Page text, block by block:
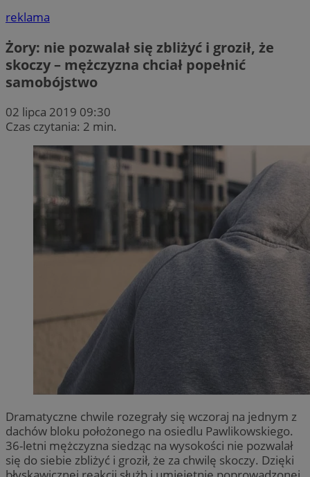
reklama
Żory: nie pozwalał się zbliżyć i groził, że
skoczy – mężczyzna chciał popełnić
samobójstwo
02 lipca 2019 09:30
Czas czytania: 2 min.
Dramatyczne chwile rozegrały się wczoraj na jednym z
dachów bloku położonego na osiedlu Pawlikowskiego.
36-letni mężczyzna siedząc na wysokości nie pozwalał
się do siebie zbliżyć i groził, że za chwilę skoczy. Dzięki